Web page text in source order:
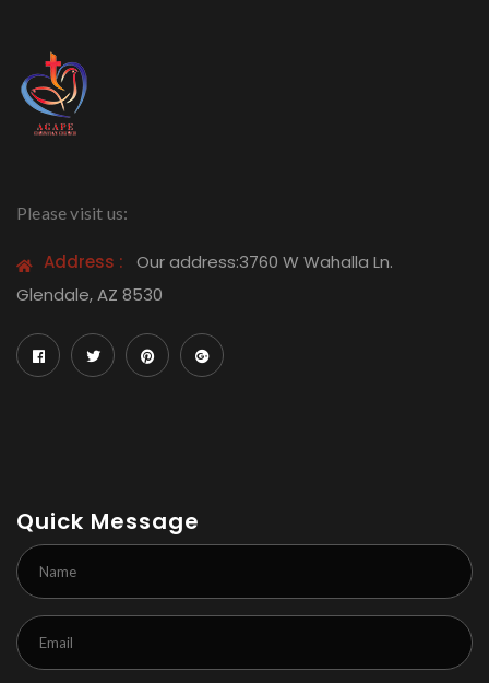
Please visit us:
Address :
Our address:3760 W Wahalla Ln.
Glendale, AZ 8530
Quick Message